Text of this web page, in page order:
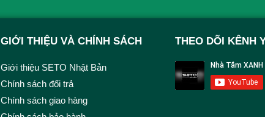
GIỚI THIỆU VÀ CHÍNH SÁCH
Giới thiệu SETO Nhật Bản
Chính sách đổi trả
Chính sách giao hàng
THEO DÕI KÊNH